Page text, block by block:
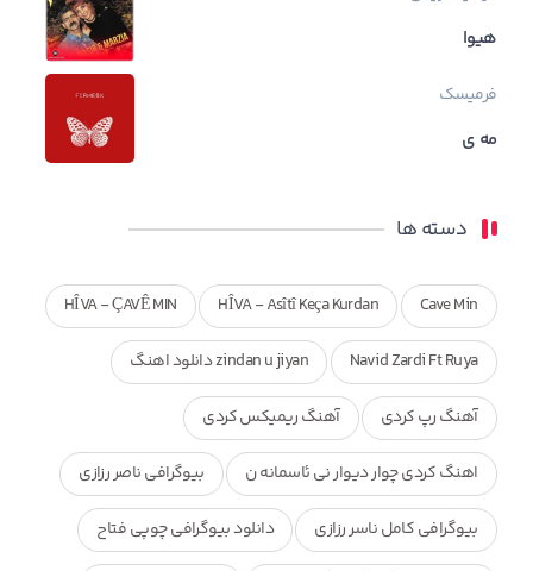
هیوا
فرمیسک
مه ی
دسته ها
Cave Min
HÎVA - Asîtî Keça Kurdan
HÎVA - ÇAVÊ MIN
Navid Zardi Ft Ruya zindan u jiyan دانلود اهنگ
آهنگ رپ کردی آهنگ ریمیکس کردی
اهنگ کردی چوار دیوار نی ئاسمانه ن بیوگرافی ناصر رزازی
بیوگرافی کامل ناسر رزازی دانلود بیوگرافی چوپی فتاح